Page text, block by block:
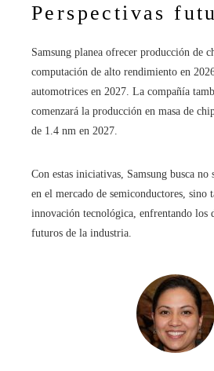
Perspectivas
Samsung planea ofrecer producción de
computación de alto rendimiento en
automotrices en 2027. La compañía
comenzará la producción en masa de
de 1.4 nm en 2027.
Con estas iniciativas, Samsung busca
en el mercado de semiconductores, sino
innovación tecnológica, enfrentando los
futuros de la industria.